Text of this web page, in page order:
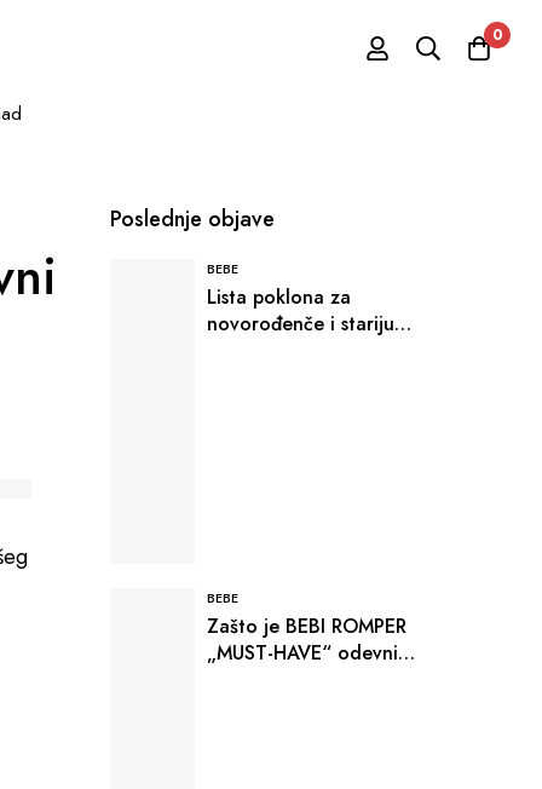
0
Poslednje objave
BEBE
Lista poklona za
novorođenče i stariju
BEBE
Zašto je BEBI ROMPER
„MUST-HAVE“ odevni